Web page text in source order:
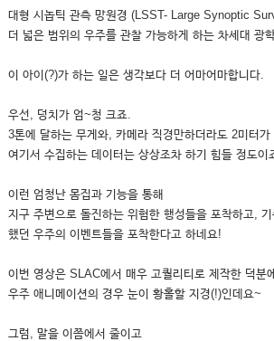
대형 시놉틱 관측 망원경 (LSST- Large Synoptic
더 넓은 범위의 우주를 관찰 가능하게 하는 차세대 광
이 아이(?)가 하는 일은 생각보다 더 어마어마합니다.
우선, 덩치가 엄~청 크죠.
3톤에 달하는 무게와, 카메라 직경만하더라도 2미터가
여기서 수집하는 데이터는 상상조차 하기 힘들 정도이
이런 엄청난 몸집과 기능을 통해
지구 주변으로 돌진하는 위험한 행성들을 포착하고,
했던 우주의 이벤트들을 포착한다고 하네요!
이번 영상은 SLAC에서 매우 고퀄리티로 제작한 덕분에
우주 애니메이션의 경우 눈이 황홀할 지경(!)인데요~
그럼, 말을 이쯤에서 줄이고